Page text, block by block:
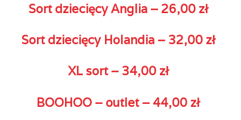
Sort dziecięcy Anglia – 26,00 zł
Sort dziecięcy Holandia – 32,00 zł
XL sort – 34,00 zł
BOOHOO – outlet – 44,00 zł